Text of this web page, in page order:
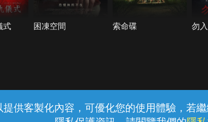
供客製化內容，可優化您的使用體驗，若
式 困凍空間 索命碟 勿
線上客服 服務